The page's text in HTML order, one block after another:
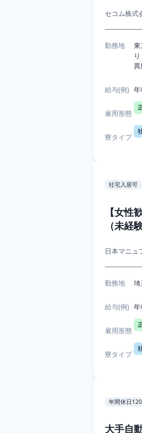
セコム株式
勤務地
異
給与(例)
雇用形態
寮タイプ
社宅入居可
【女
（未経
日本マニュ
勤務地
給与(例)
雇用形態
寮タイプ
年間休日
大手自